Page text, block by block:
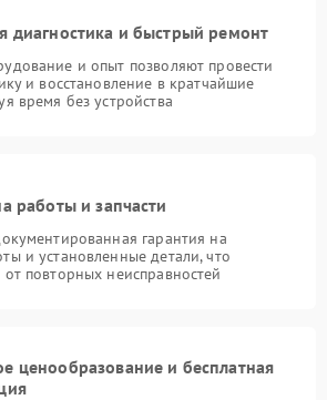
диагностика и быстрый ремонт
и опыт позволяют провести
и восстановление в кратчайшие
время без устройства
работы и запчасти
гарантия на
и установленные детали, что
повторных неисправностей
ценообразование и бесплатная